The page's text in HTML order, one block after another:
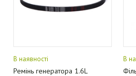
В наявності
Ремінь генератора 1.6L
В